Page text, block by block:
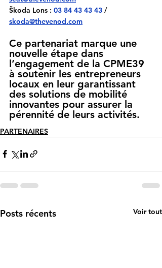
Škoda Lons : 03 84 43 43 43 /
skoda@thevenod.com
Ce partenariat marque une
nouvelle étape dans
l’engagement de la CPME39
à soutenir les entrepreneurs
locaux en leur garantissant
des solutions de mobilité
innovantes pour assurer la
pérennité de leurs activités.
PARTENAIRES
Posts récents Voir tout